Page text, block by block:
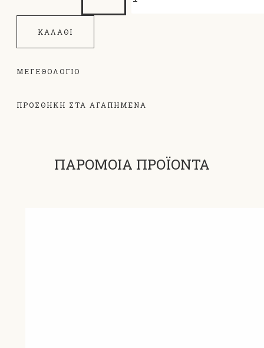
ΚΑΛΆΘΙ
ΜΕΓΕΘΟΛΌΓΙΟ
ΠΡΟΣΘΗΚΗ ΣΤΑ ΑΓΑΠΗΜΕΝΑ
ΠΑΡΟΜΟΙΑ ΠΡΟΪΟΝΤΑ